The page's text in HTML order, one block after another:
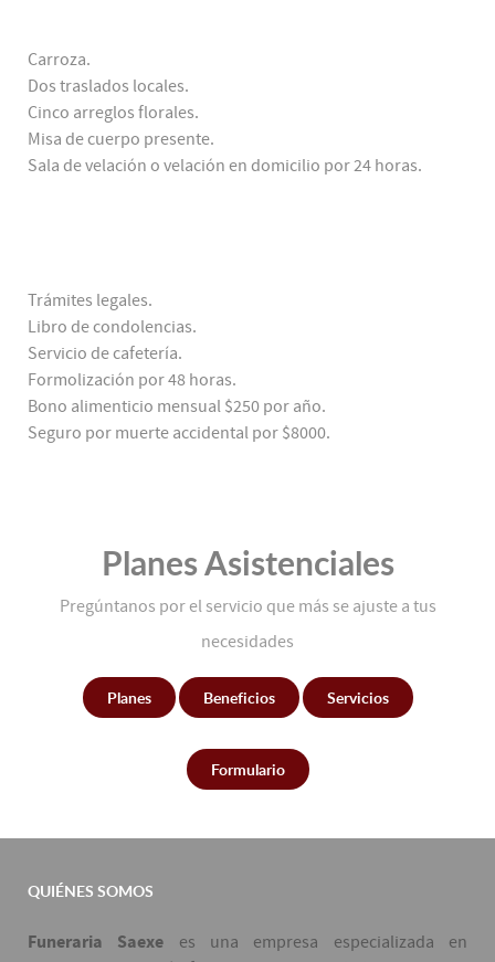
Carroza.
Dos traslados locales.
Cinco arreglos florales.
Misa de cuerpo presente.
Sala de velación o velación en domicilio por 24 horas.
Trámites legales.
Libro de condolencias.
Servicio de cafetería.
Formolización por 48 horas.
Bono alimenticio mensual $250 por año.
Seguro por muerte accidental por $8000.
Planes Asistenciales
Pregúntanos por el servicio que más se ajuste a tus
necesidades
Planes Beneficios Servicios
Formulario
QUIÉNES SOMOS
Funeraria Saexe es una empresa especializada en